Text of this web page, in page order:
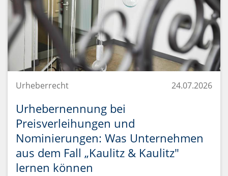
Urheberrecht 24.07.2026
Urhebernennung bei
Preisverleihungen und
Nominierungen: Was Unternehmen
aus dem Fall „Kaulitz & Kaulitz"
lernen können